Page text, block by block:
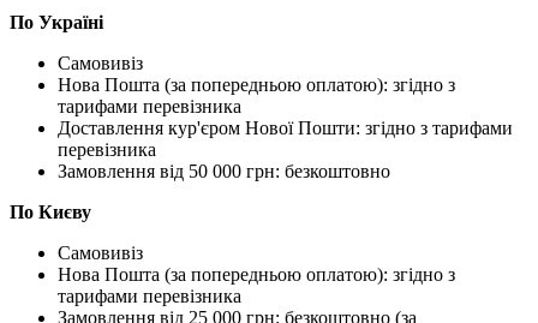
По Україні
Самовивіз
Нова Пошта (за попередньою оплатою): згідно з
тарифами перевізника
Доставлення кур'єром Нової Пошти: згідно з тарифами
перевізника
Замовлення від 50 000 грн: безкоштовно
По Києву
Самовивіз
Нова Пошта (за попередньою оплатою): згідно з
тарифами перевізника
Замовлення від 25 000 грн: безкоштовно (за